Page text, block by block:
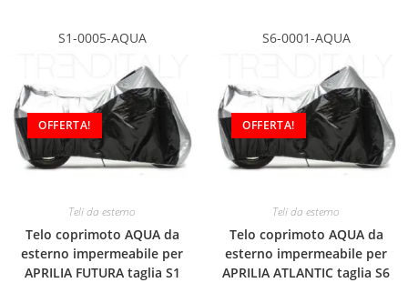
S1-0005-AQUA
OFFERTA!
Teli da esterno
Telo coprimoto AQUA da
esterno impermeabile per
APRILIA FUTURA taglia S1
S6-0001-AQUA
OFFERTA!
Teli da esterno
Telo coprimoto AQUA da
esterno impermeabile per
APRILIA ATLANTIC taglia S6